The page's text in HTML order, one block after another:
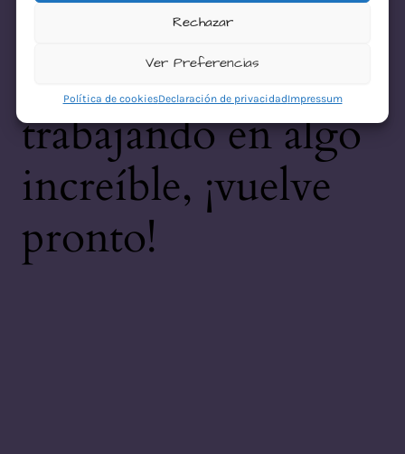
Rechazar
Ver Preferencias
Política de cookiesDeclaración de privacidadImpressum
¡Disculpa este
desastre! Estamos
trabajando en algo
increíble, ¡vuelve
pronto!